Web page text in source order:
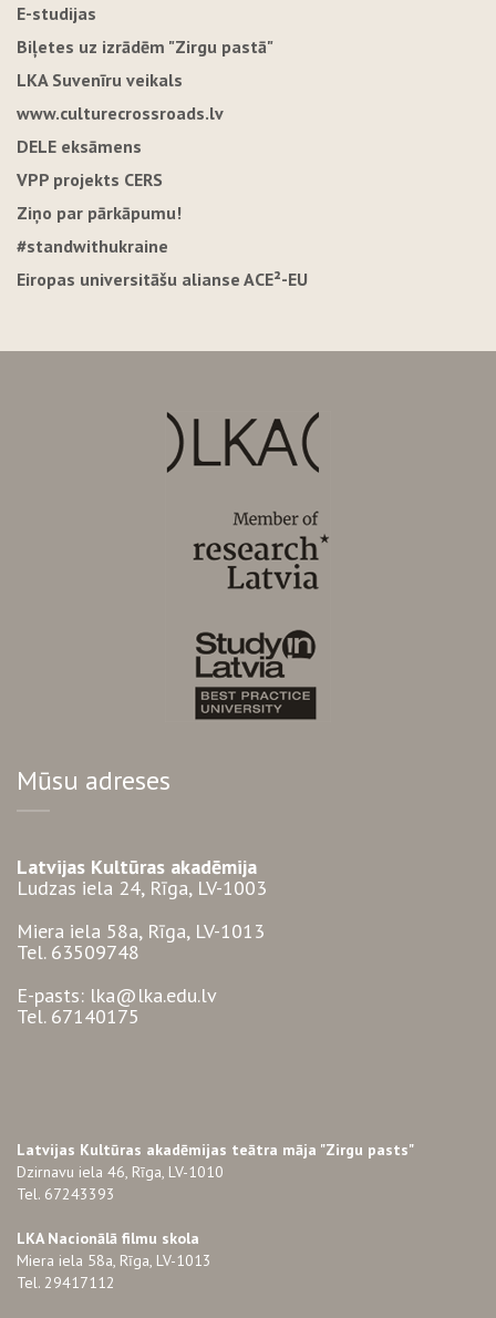
E-studijas
Biļetes uz izrādēm "Zirgu pastā"
LKA Suvenīru veikals
www.culturecrossroads.lv
DELE eksāmens
VPP projekts CERS
Ziņo par pārkāpumu!
#standwithukraine
Eiropas universitāšu alianse ACE²-EU
Mūsu adreses
Latvijas Kultūras akadēmija
Ludzas iela 24, Rīga, LV-1003
Miera iela 58a, Rīga, LV-1013
Tel. 63509748
E-pasts: lka@lka.edu.lv
Tel. 67140175
Latvijas Kultūras akadēmijas teātra māja "Zirgu pasts"
Dzirnavu iela 46, Rīga, LV-1010
Tel. 67243393
LKA Nacionālā filmu skola
Miera iela 58a, Rīga, LV-1013
Tel. 29417112